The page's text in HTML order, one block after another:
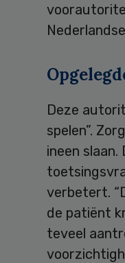
Deze
spelen”.
ineen
verbetert.
de patiënt
teveel